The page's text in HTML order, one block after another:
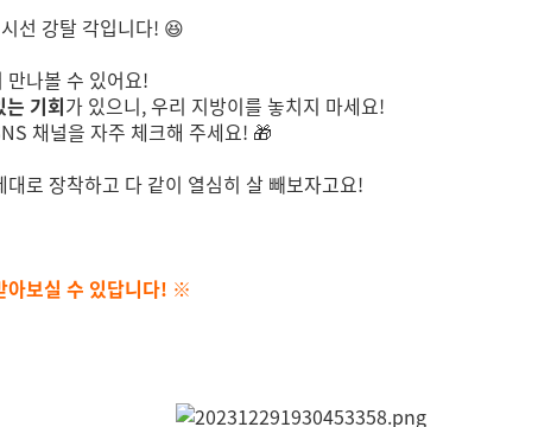
선 강탈 각입니다! 😆
나볼 수 있어요!
기회가 있으니, 우리 지방이를 놓치지 마세요!
채널을 자주 체크해 주세요! 🎁
로 장착하고 다 같이 열심히 살 빼보자고요!
아보실 수 있답니다! ※